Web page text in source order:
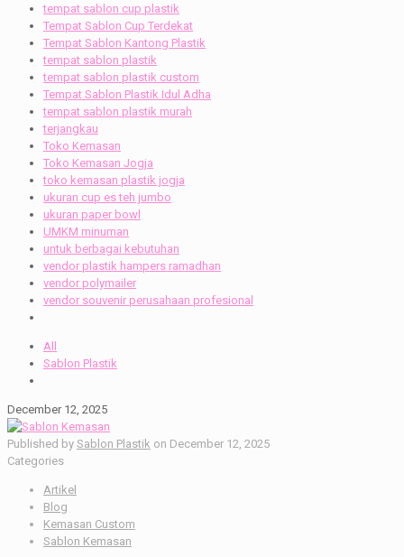
tempat sablon cup plastik
Tempat Sablon Cup Terdekat
Tempat Sablon Kantong Plastik
tempat sablon plastik
tempat sablon plastik custom
Tempat Sablon Plastik Idul Adha
tempat sablon plastik murah
terjangkau
Toko Kemasan
Toko Kemasan Jogja
toko kemasan plastik jogja
ukuran cup es teh jumbo
ukuran paper bowl
UMKM minuman
untuk berbagai kebutuhan
vendor plastik hampers ramadhan
vendor polymailer
vendor souvenir perusahaan profesional
All
Sablon Plastik
December 12, 2025
Published by Sablon Plastik on December 12, 2025
Categories
Artikel
Blog
Kemasan Custom
Sablon Kemasan